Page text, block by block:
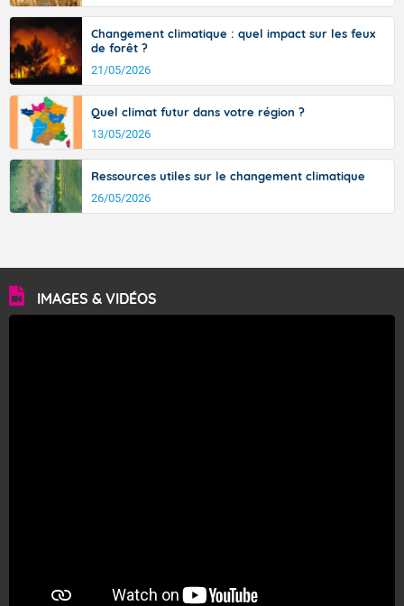
Changement climatique : quel impact sur les feux
de forêt ?
21/05/2026
Quel climat futur dans votre région ?
13/05/2026
Ressources utiles sur le changement climatique
26/05/2026
IMAGES & VIDÉOS